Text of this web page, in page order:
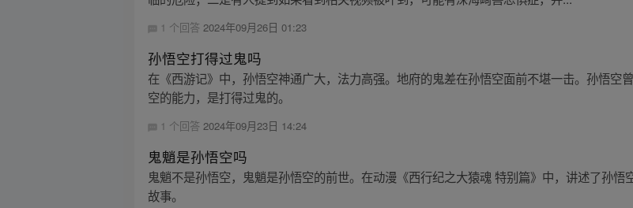
1 个回答2024年09月26日 01:23
孙悟空打得过鬼吗
在《西游记》中，孙悟空神通广大，法力高强。地府的鬼差在孙悟空面前不堪一击。孙悟空
空的能力，是打得过鬼的。
1 个回答2024年09月23日 14:24
鬼魈是孙悟空吗
鬼魈不是孙悟空，鬼魈是孙悟空的前世。在动漫《西行纪之大猿魂 特别篇》中，讲述了孙
故事。